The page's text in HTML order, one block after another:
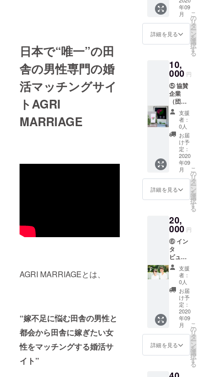
日本で“唯一”の田
舎の男性専門の婚
活マッチングサイ
トAGRI
MARRIAGE
AGRI MARRIAGEとは、
“嫁不足に悩む田舎の男性と
都会から田舎に嫁ぎたい女
性をマッチングする婚活サ
イト”
す。 ※9
月以
降、感
謝メッ
ルを送
りま
す。 ※9
月以
降、
メール
マガジ
ンを4回
発行致
しま
す。
メッ
セー
ジ・御
礼メー
ル ＋田
舎婚を
せるメ
ルマガ
（全4
回) ＋公
式キャ
ラク
ター
グッズ
（ポス
トカー
ド2枚)
※9月以
降、
AGRI
MARRI
AGEの
HP内に
掲載
ページ
を作成
し、そ
ちらに
お名前
を記載
させて
頂きま
す。特
に掲載
期間の
期限は
設けて
おりま
せん。
※支援
年09
月
詳細を見る
こ
の
リ
タ
ー
ン
を
選
択
す
る
10,
000 円
⑤ 協賛
企業
（団
体）ク
レジッ
ト掲載
（WEB
サイ
ト） ＋
応援プ
ラン
感謝
メッ
セー
ジ・御
礼メー
舎婚を
成功さ
せるメ
ルマガ
（全4
回) ＋公
式キャ
ラク
ター
グッズ
（ポス
トカー
ド2枚）
※9月以
降、
AGRI
MARRI
業（団
支援
者：
0人
お届
け予
定：
2020
年09
月
詳細を見る
こ
の
リ
タ
ー
ン
を
選
択
す
る
20,
000 円
⑥ イン
タ
ビュー
or広告
ページ
作成
（個
人） ＋
応援プ
ラン
感謝
メッ
セー
ジ・御
礼メー
ル ＋田
成功さ
支援
者：
0人
お届
け予
定：
2020
年09
月
詳細を見る
こ
の
リ
タ
ー
ン
を
選
択
す
る